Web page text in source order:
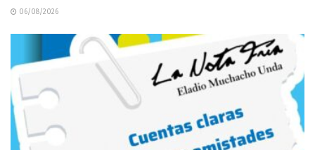
06/08/2026